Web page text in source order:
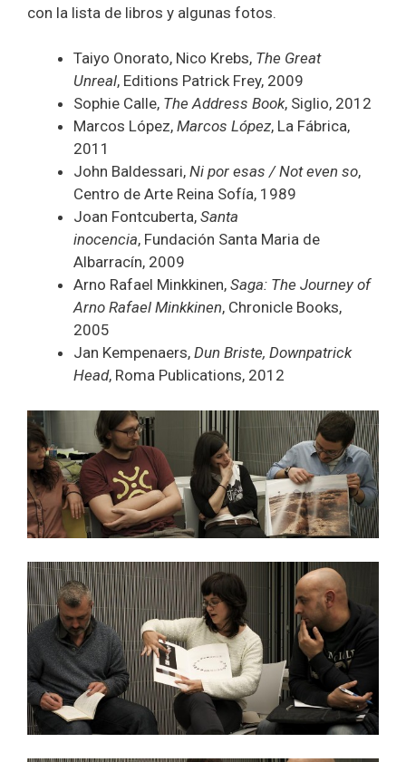
con la lista de libros y algunas fotos.
Taiyo Onorato, Nico Krebs, The Great
Unreal, Editions Patrick Frey, 2009
Sophie Calle, The Address Book, Siglio, 2012
Marcos López, Marcos López, La Fábrica,
2011
John Baldessari, Ni por esas / Not even so,
Centro de Arte Reina Sofía, 1989
Joan Fontcuberta, Santa
inocencia, Fundación Santa Maria de
Albarracín, 2009
Arno Rafael Minkkinen, Saga: The Journey of
Arno Rafael Minkkinen, Chronicle Books,
2005
Jan Kempenaers, Dun Briste, Downpatrick
Head, Roma Publications, 2012